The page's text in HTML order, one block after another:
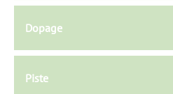
Dopage
Piste